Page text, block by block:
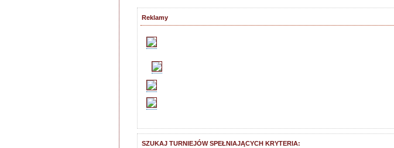
Reklamy
SZUKAJ TURNIEJÓW SPEŁNIAJĄCYCH KRYTERIA: